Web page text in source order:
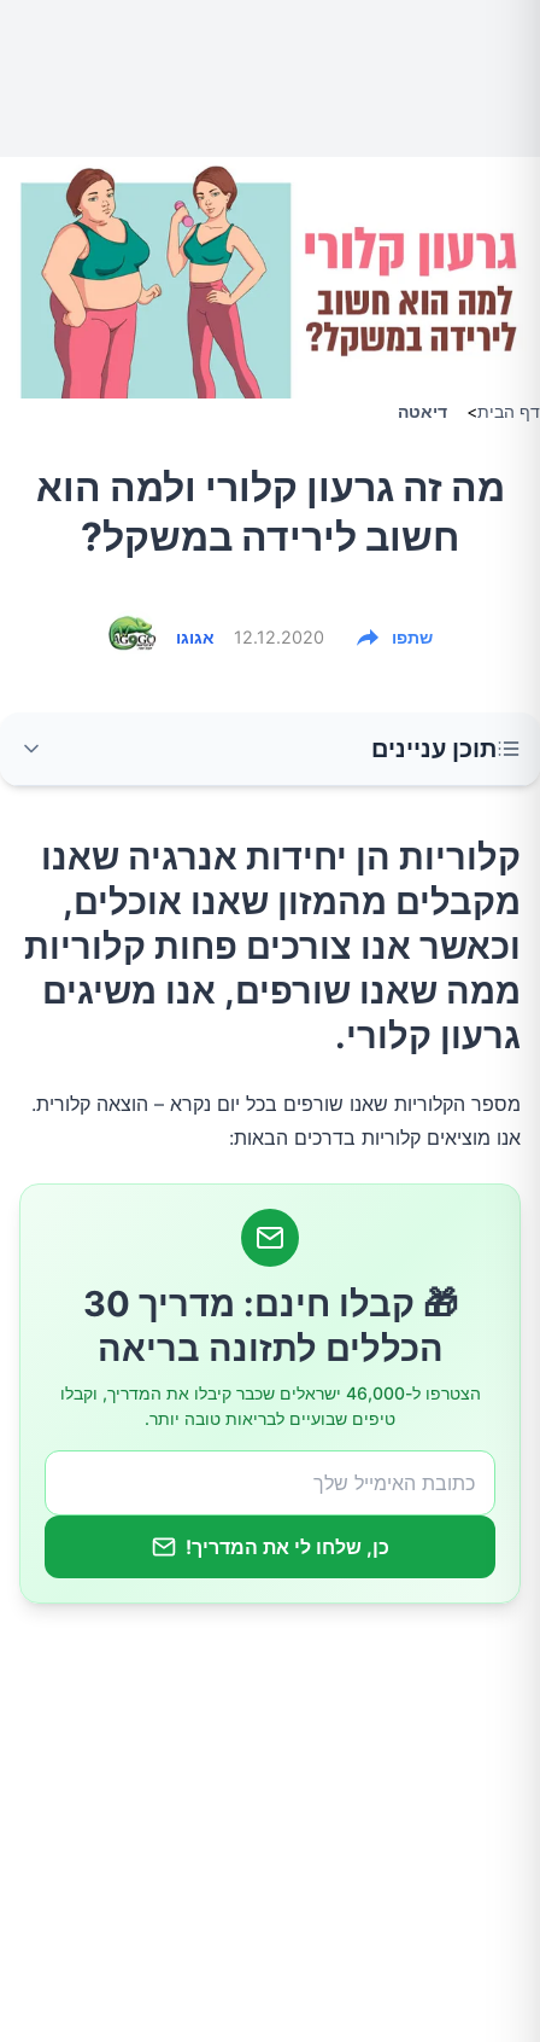
דף הבית> דיאטה
מה זה גרעון קלורי ולמה הוא
חשוב לירידה במשקל?
אגוגו 12.12.2020 שתפו
תוכן עניינים
שאנו אוכלים, וכאשר אנו צורכים פחות קלוריות
ממה שאנו שורפים, אנו משיגים גרעון קלורי.
אז מה הגרעון הקלורי שצריך להיות בו כדי לרדת
במשקל?
קלוריות הן יחידות אנרגיה שאנו
מקבלים מהמזון שאנו אוכלים,
וכאשר אנו צורכים פחות קלוריות
ממה שאנו שורפים, אנו משיגים
גרעון קלורי.
מספר הקלוריות שאנו שורפים בכל יום נקרא – הוצאה קלורית.
אנו מוציאים קלוריות בדרכים הבאות:
🎁 קבלו חינם: מדריך 30
הכללים לתזונה בריאה
הצטרפו ל-46,000 ישראלים שכבר קיבלו את המדריך, וקבלו
טיפים שבועיים לבריאות טובה יותר.
כן, שלחו לי את המדריך!